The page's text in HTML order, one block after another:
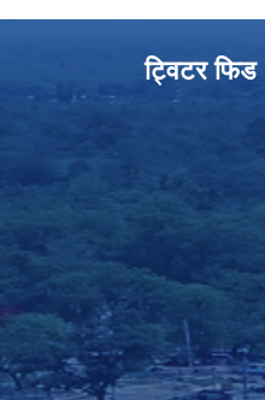
ट्विटर फिड